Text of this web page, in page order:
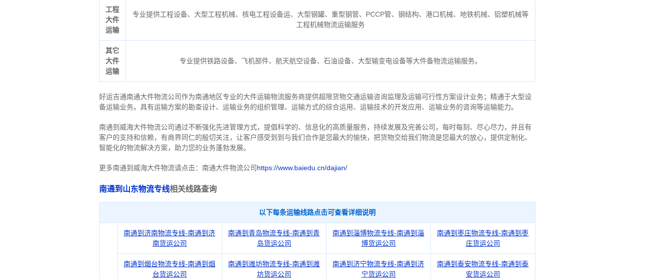
工程
大件
运输
专业提供工程设备、大型工程机械、核电工程设备运、大型钢罐、重型钢管、PCCP管、钢结构、港口机械、地铁机械、铝塑机械等
工程机械物流运输服务
其它
大件
运输
专业提供铁路设备、飞机部件、航天航空设备、石油设备、大型输变电设备等大件备物流运输服务。
好运吉通南通大件物流公司作为南通地区专业的大件运输物流服务商提供超限货物交通运输咨询监理及运输可行性方案设计业务；精通于大型设
备运输业务。具有运输方案的勘查设计、运输业务的组织管理、运输方式的综合运用、运输技术的开发应用、运输业务的咨询等运输能力。
南通到威海大件物流公司通过不断强化先进管理方式，提倡科学的、信息化的高质量服务，持续发展及完善公司，每时每刻、尽心尽力， 并且有
客户的支持和信赖，有商界同仁的殷切关注， 让客户感受到到与我们合作是您最大的愉快，把货物交给我们物流是您最大的放心， 提供定制化、
智能化的物流解决方案，助力您的业务蓬勃发展。
更多南通到威海大件物流请点击：南通大件物流公司https://www.baiedu.cn/dajian/
南通到山东物流专线相关线路查询
以下每条运输线路点击可查看详细说明
南通到济南物流专线-南通到济
南货运公司
南通到青岛物流专线-南通到青
岛货运公司
南通到淄博物流专线-南通到淄
博货运公司
南通到枣庄物流专线-南通到枣
庄货运公司
南通到烟台物流专线-南通到烟
台货运公司
南通到潍坊物流专线-南通到潍
坊货运公司
南通到济宁物流专线-南通到济
宁货运公司
南通到泰安物流专线-南通到泰
安货运公司